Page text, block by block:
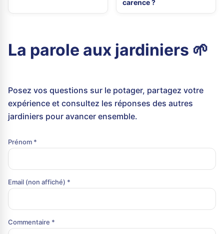
carence ?
La parole aux jardiniers 🌱
Posez vos questions sur le potager, partagez votre
expérience et consultez les réponses des autres
jardiniers pour avancer ensemble.
Prénom *
Email (non affiché) *
Commentaire *